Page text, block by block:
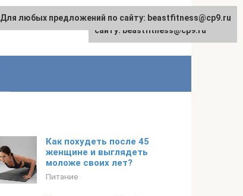
Как похудеть после 45
женщине и выглядеть
моложе своих лет?
Питание
Для любых предложений по
сайту: beastfitness@cp9.ru
Для любых предложений по сайту: beastfitness@cp9.ru